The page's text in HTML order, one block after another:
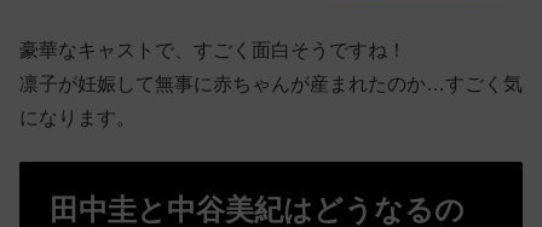
豪華なキャストで、すごく面白そうですね！
凛子が妊娠して無事に赤ちゃんが産まれたのか…すごく気
になります。
田中圭と中谷美紀はどうなるの